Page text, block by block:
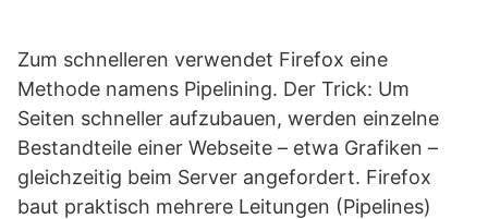
Zum schnelleren verwendet Firefox eine
Methode namens Pipelining. Der Trick: Um
Seiten schneller aufzubauen, werden einzelne
Bestandteile einer Webseite – etwa Grafiken –
gleichzeitig beim Server angefordert. Firefox
baut praktisch mehrere Leitungen (Pipelines)